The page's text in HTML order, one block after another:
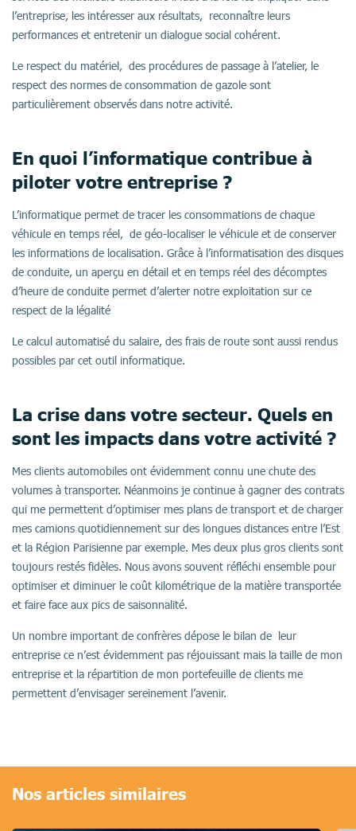
l’entreprise, les intéresser aux résultats, reconnaître leurs
performances et entretenir un dialogue social cohérent.
Le respect du matériel, des procédures de passage à l’atelier, le
respect des normes de consommation de gazole sont
particulièrement observés dans notre activité.
En quoi l’informatique contribue à
piloter votre entreprise ?
L’informatique permet de tracer les consommations de chaque
véhicule en temps réel, de géo-localiser le véhicule et de conserver
les informations de localisation. Grâce à l’informatisation des disques
de conduite, un aperçu en détail et en temps réel des décomptes
d’heure de conduite permet d’alerter notre exploitation sur ce
respect de la légalité
Le calcul automatisé du salaire, des frais de route sont aussi rendus
possibles par cet outil informatique.
La crise dans votre secteur. Quels en
sont les impacts dans votre activité ?
Mes clients automobiles ont évidemment connu une chute des
volumes à transporter. Néanmoins je continue à gagner des contrats
qui me permettent d’optimiser mes plans de transport et de charger
mes camions quotidiennement sur des longues distances entre l’Est
et la Région Parisienne par exemple. Mes deux plus gros clients sont
toujours restés fidèles. Nous avons souvent réfléchi ensemble pour
optimiser et diminuer le coût kilométrique de la matière transportée
et faire face aux pics de saisonnalité.
Un nombre important de confrères dépose le bilan de leur
entreprise ce n’est évidemment pas réjouissant mais la taille de mon
entreprise et la répartition de mon portefeuille de clients me
permettent d’envisager sereinement l’avenir.
Nos articles similaires